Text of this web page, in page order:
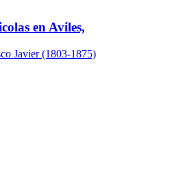
en Aviles,
Javier (1803-1875)